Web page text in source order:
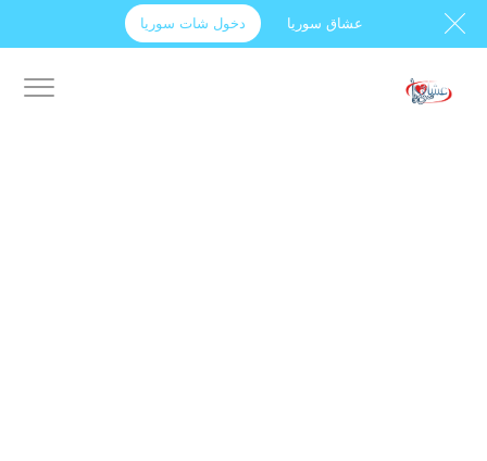
عشاق سوريا دخول شات سوريا